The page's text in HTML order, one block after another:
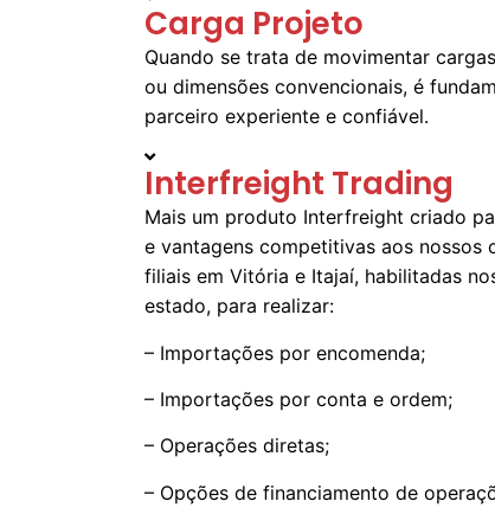
Carga Projeto
Quando se trata de movimentar
ou dimensões convencionais, é
parceiro experiente e confiável.
Interfreight Trading
Mais um produto Interfreight criado
e vantagens competitivas aos nossos
filiais em Vitória e Itajaí, habilitadas
estado, para realizar:
– Importações por encomenda;
– Importações por conta e ordem;
– Operações diretas;
– Opções de financiamento de